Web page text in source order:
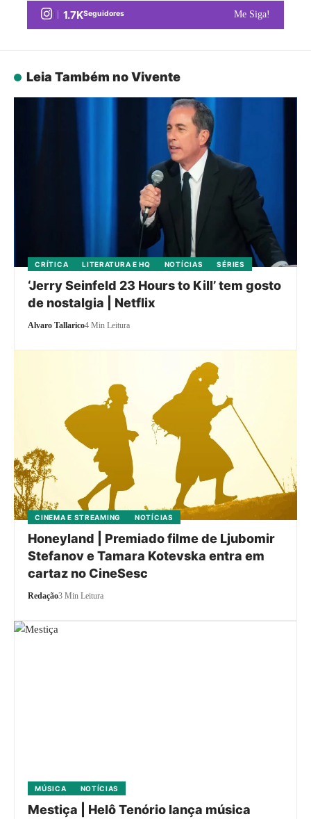
1.7KSeguidores Me Siga!
Leia Também no Vivente
CRÍTICA LITERATURA E HQ NOTÍCIAS SÉRIES
‘Jerry Seinfeld 23 Hours to Kill’ tem gosto
de nostalgia | Netflix
Alvaro Tallarico4 Min Leitura
CINEMA E STREAMING NOTÍCIAS
Honeyland | Premiado filme de Ljubomir
Stefanov e Tamara Kotevska entra em
cartaz no CineSesc
Redação3 Min Leitura
MÚSICA NOTÍCIAS
Mestiça | Helô Tenório lança música